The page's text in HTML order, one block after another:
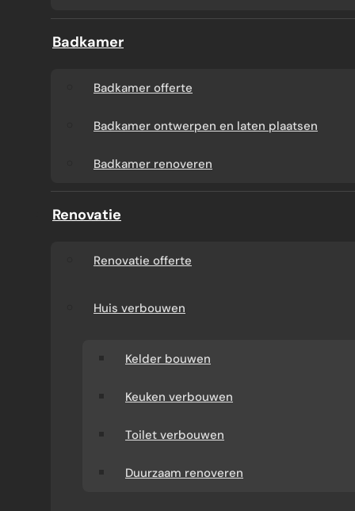
Badkamer
Badkamer offerte
Badkamer ontwerpen en laten plaatsen
Badkamer renoveren
Renovatie
Renovatie offerte
Huis verbouwen
Kelder bouwen
Keuken verbouwen
Toilet verbouwen
Duurzaam renoveren